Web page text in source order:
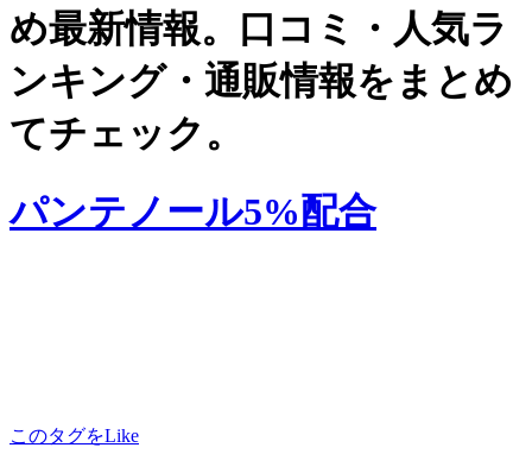
め最新情報。口コミ・人気ラ
ンキング・通販情報をまとめ
てチェック。
パンテノール5%配合
このタグをLike